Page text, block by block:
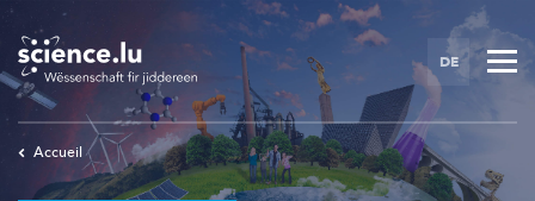
Skip
main
content
DE
Accueil